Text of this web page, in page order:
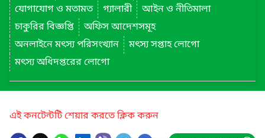
যোগাযোগ ও মতামত
গ্যালারী
আইন ও নীতিমালা
চাকুরির বিজ্ঞপ্তি
অফিস আদেশসমূহ
অনলাইনে মৎস্য পরিসংখ্যান
মৎস্য সপ্তাহ লোগো
মৎস্য অধিদপ্তরের লোগো
এই কনটেন্টটি শেয়ার করতে ক্লিক করুন